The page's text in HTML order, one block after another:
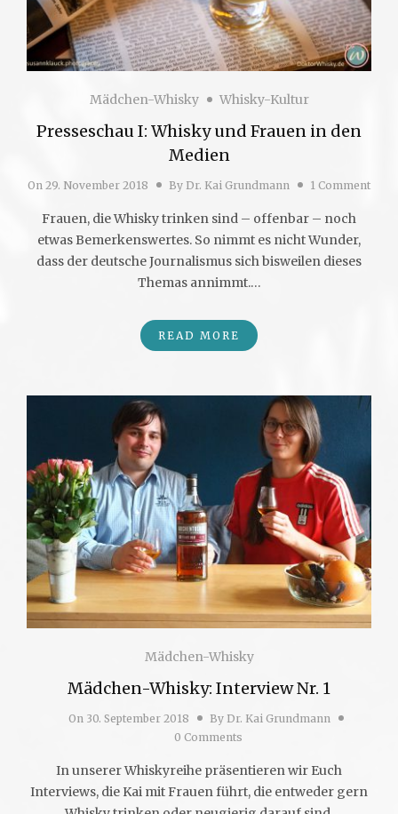
Mädchen-Whisky Whisky-Kultur
Presseschau I: Whisky und Frauen in den
Medien
On 29. November 2018 By Dr. Kai Grundmann 1 Comment
Frauen, die Whisky trinken sind – offenbar – noch
etwas Bemerkenswertes. So nimmt es nicht Wunder,
dass der deutsche Journalismus sich bisweilen dieses
Themas annimmt.…
READ MORE
Mädchen-Whisky
Mädchen-Whisky: Interview Nr. 1
On 30. September 2018 By Dr. Kai Grundmann
0 Comments
In unserer Whiskyreihe präsentieren wir Euch
Interviews, die Kai mit Frauen führt, die entweder gern